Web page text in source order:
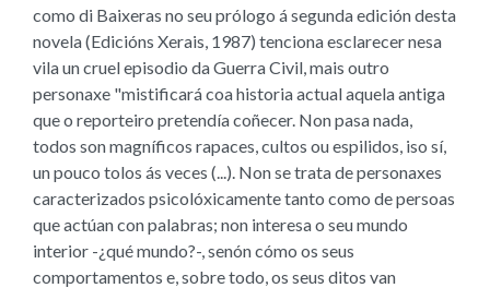
como di Baixeras no seu prólogo á segunda edición desta
novela (Edicións Xerais, 1987) tenciona esclarecer nesa
vila un cruel episodio da Guerra Civil, mais outro
personaxe "mistificará coa historia actual aquela antiga
que o reporteiro pretendía coñecer. Non pasa nada,
todos son magníficos rapaces, cultos ou espilidos, iso sí,
un pouco tolos ás veces (...). Non se trata de personaxes
caracterizados psicolóxicamente tanto como de persoas
que actúan con palabras; non interesa o seu mundo
interior -¿qué mundo?-, senón cómo os seus
comportamentos e, sobre todo, os seus ditos van